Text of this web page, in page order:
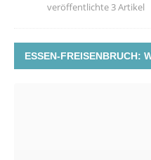
veröffentlichte 3 Artikel
ESSEN-FREISENBRUCH: